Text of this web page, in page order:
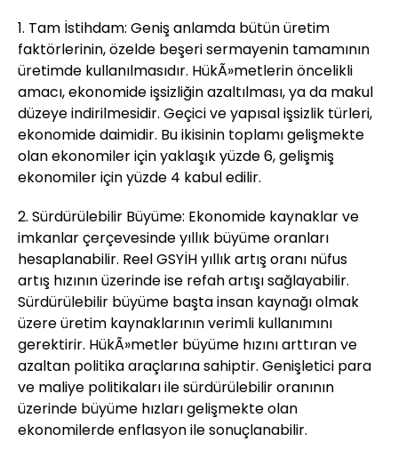
1. Tam İstihdam: Geniş anlamda bütün üretim
faktörlerinin, özelde beşeri sermayenin tamamının
üretimde kullanılmasıdır. HükÃ»metlerin öncelikli
amacı, ekonomide işsizliğin azaltılması, ya da makul
düzeye indirilmesidir. Geçici ve yapısal işsizlik türleri,
ekonomide daimidir. Bu ikisinin toplamı gelişmekte
olan ekonomiler için yaklaşık yüzde 6, gelişmiş
ekonomiler için yüzde 4 kabul edilir.
2. Sürdürülebilir Büyüme: Ekonomide kaynaklar ve
imkanlar çerçevesinde yıllık büyüme oranları
hesaplanabilir. Reel GSYİH yıllık artış oranı nüfus
artış hızının üzerinde ise refah artışı sağlayabilir.
Sürdürülebilir büyüme başta insan kaynağı olmak
üzere üretim kaynaklarının verimli kullanımını
gerektirir. HükÃ»metler büyüme hızını arttıran ve
azaltan politika araçlarına sahiptir. Genişletici para
ve maliye politikaları ile sürdürülebilir oranının
üzerinde büyüme hızları gelişmekte olan
ekonomilerde enflasyon ile sonuçlanabilir.